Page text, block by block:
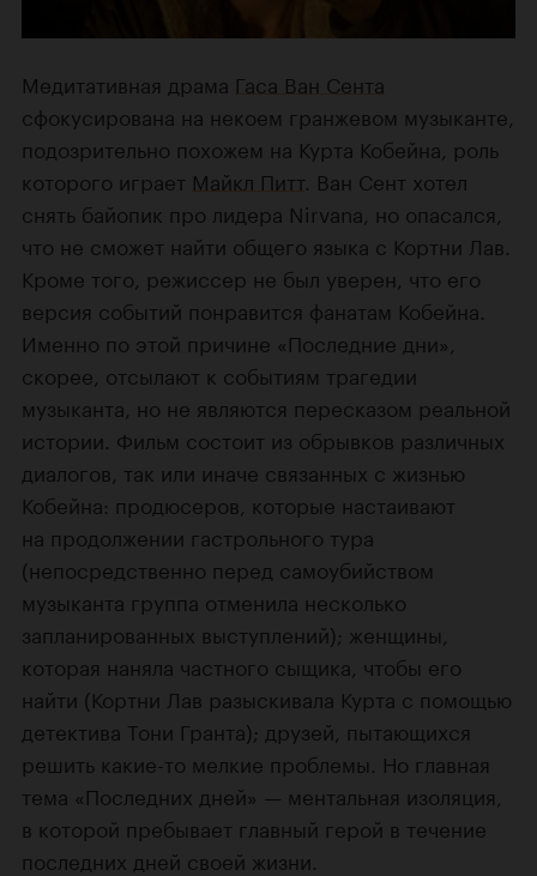
Медитативная драма Гаса Ван Сента
сфокусирована на некоем гранжевом музыканте,
подозрительно похожем на Курта Кобейна, роль
которого играет Майкл Питт . Ван Сент хотел
снять байопик про лидера Nirvana, но опасался,
что не сможет найти общего языка с Кортни Лав.
Кроме того, режиссер не был уверен, что его
версия событий понравится фанатам Кобейна.
Именно по этой причине «Последние дни»,
скорее, отсылают к событиям трагедии
музыканта, но не являются пересказом реальной
истории. Фильм состоит из обрывков различных
диалогов, так или иначе связанных с жизнью
Кобейна: продюсеров, которые настаивают
на продолжении гастрольного тура
(непосредственно перед самоубийством
музыканта группа отменила несколько
запланированных выступлений); женщины,
которая наняла частного сыщика, чтобы его
найти (Кортни Лав разыскивала Курта с помощью
детектива Тони Гранта); друзей, пытающихся
решить какие-то мелкие проблемы. Но главная
тема «Последних дней» — ментальная изоляция,
в которой пребывает главный герой в течение
последних дней своей жизни.